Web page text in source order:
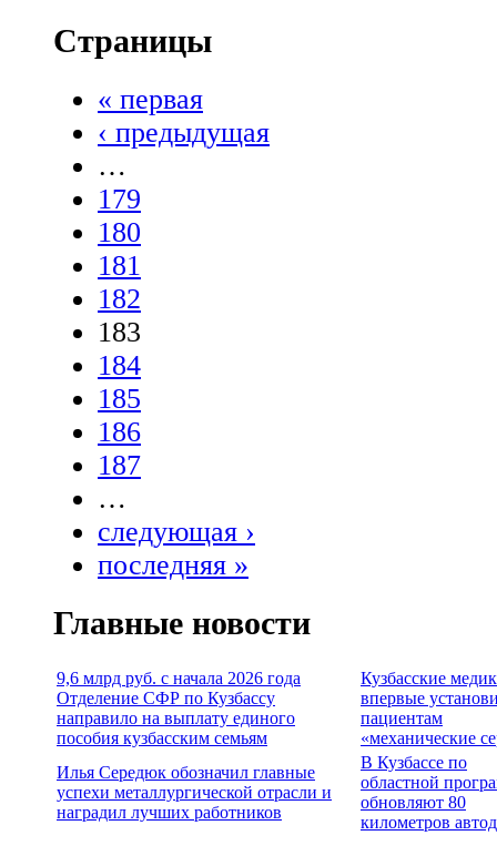
Страницы
« первая
‹ предыдущая
…
179
180
181
182
183
184
185
186
187
…
следующая ›
последняя »
Главные новости
9,6 млрд руб. с начала 2026 года
Отделение СФР по Кузбассу
направило на выплату единого
пособия кузбасским семьям
Кузбасские
впервые
пациентам
«механические
Илья Середюк обозначил главные
успехи металлургической отрасли и
наградил лучших работников
В Кузбассе по
областной
обновляют 80
километров